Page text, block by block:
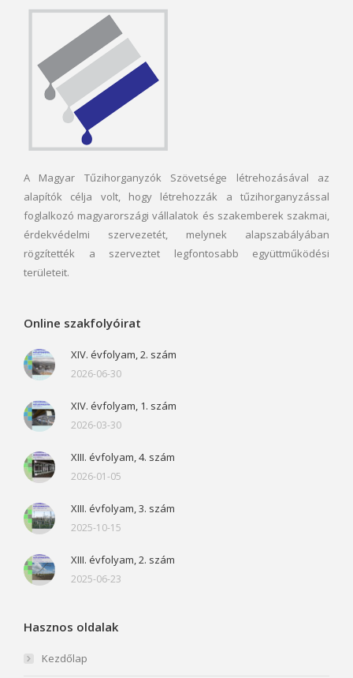
A Magyar Tűzihorganyzók Szövetsége létrehozásával az
alapítók célja volt, hogy létrehozzák a tűzihorganyzással
foglalkozó magyarországi vállalatok és szakemberek szakmai,
érdekvédelmi szervezetét, melynek alapszabályában
rögzítették a szerveztet legfontosabb együttműködési
területeit.
Online szakfolyóirat
XIV. évfolyam, 2. szám
2026-06-30
XIV. évfolyam, 1. szám
2026-03-30
XIII. évfolyam, 4. szám
2026-01-05
XIII. évfolyam, 3. szám
2025-10-15
XIII. évfolyam, 2. szám
2025-06-23
Hasznos oldalak
Kezdőlap